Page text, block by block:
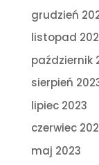
grudzień
listopad
październik
sierpień
lipiec 2023
czerwiec
maj 2023